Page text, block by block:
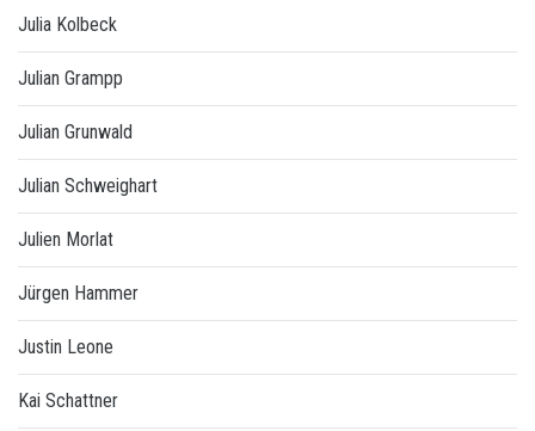
Julia Kolbeck
Julian Grampp
Julian Grunwald
Julian Schweighart
Julien Morlat
Jürgen Hammer
Justin Leone
Kai Schattner